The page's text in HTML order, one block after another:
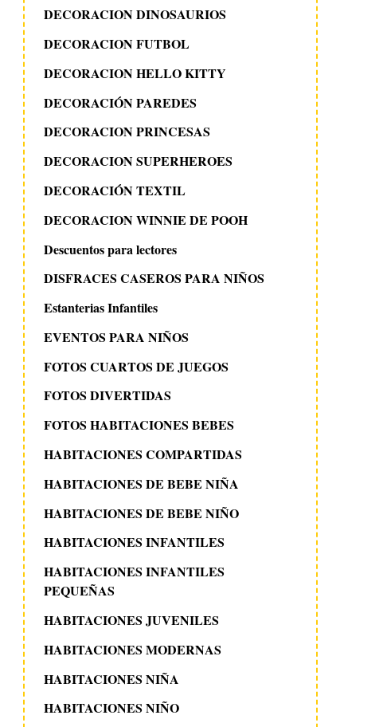
DECORACION DINOSAURIOS
DECORACION FUTBOL
DECORACION HELLO KITTY
DECORACIÓN PAREDES
DECORACION PRINCESAS
DECORACION SUPERHEROES
DECORACIÓN TEXTIL
DECORACION WINNIE DE POOH
Descuentos para lectores
DISFRACES CASEROS PARA NIÑOS
Estanterias Infantiles
EVENTOS PARA NIÑOS
FOTOS CUARTOS DE JUEGOS
FOTOS DIVERTIDAS
FOTOS HABITACIONES BEBES
HABITACIONES COMPARTIDAS
HABITACIONES DE BEBE NIÑA
HABITACIONES DE BEBE NIÑO
HABITACIONES INFANTILES
HABITACIONES INFANTILES
PEQUEÑAS
HABITACIONES JUVENILES
HABITACIONES MODERNAS
HABITACIONES NIÑA
HABITACIONES NIÑO